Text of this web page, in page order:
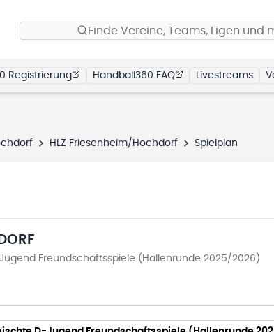
Finde Vereine, Teams, Ligen und
Registrierung Handball360 FAQ Livestreams
HLZ Friesenheim/Hochdorf Spielplan
Freundschaftsspiele (Hallenrunde 2025/2026)